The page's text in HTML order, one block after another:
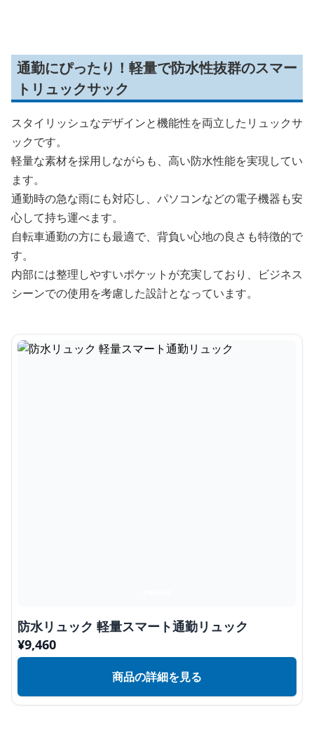
通勤にぴったり！軽量で防水性抜群のスマー
トリュックサック
スタイリッシュなデザインと機能性を両立したリュックサ
ックです。
軽量な素材を採用しながらも、高い防水性能を実現してい
ます。
通勤時の急な雨にも対応し、パソコンなどの電子機器も安
心して持ち運べます。
自転車通勤の方にも最適で、背負い心地の良さも特徴的で
す。
内部には整理しやすいポケットが充実しており、ビジネス
シーンでの使用を考慮した設計となっています。
防水リュック 軽量スマート通勤リュック
¥9,460
商品の詳細を見る